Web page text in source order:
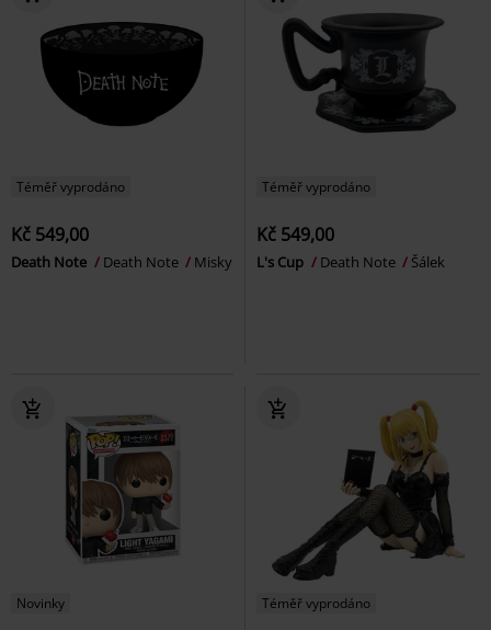
Téměř vyprodáno
Kč 549,00
Death Note Death Note Misky
Téměř vyprodáno
Kč 549,00
L's Cup Death Note Šálek
Novinky Téměř vyprodáno